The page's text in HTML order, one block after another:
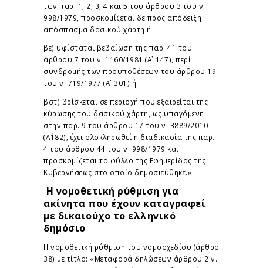
των παρ. 1, 2, 3, 4 και 5 του άρθρου 3 του ν.
998/1979, προσκομίζεται δε προς απόδειξη
απόσπασμα δασικού χάρτη ή
βε) υφίσταται βεβαίωση της παρ. 41 του
άρθρου 7 του ν. 1160/1981 (Α` 147), περί
συνδρομής των προϋποθέσεων του άρθρου 19
του ν. 719/1977 (Α` 301) ή
βστ) βρίσκεται σε περιοχή που εξαιρείται της
κύρωσης του δασικού χάρτη, ως υπαγόμενη
στην παρ. 9 του άρθρου 17 του ν. 3889/2010
(Α΄182), έχει ολοκληρωθεί η διαδικασία της παρ.
4 του άρθρου 44 του ν. 998/1979 και
προσκομίζεται το φύλλο της Εφημερίδας της
Κυβερνήσεως στο οποίο δημοσιεύθηκε.»
Η νομοθετική ρύθμιση για
ακίνητα που έχουν καταγραφεί
με δικαιούχο το ελληνικό
δημόσιο
Η νομοθετική ρύθμιση του νομοσχεδίου (άρθρο
38) με τίτλο: «Μεταφορά δηλώσεων άρθρου 2 ν.